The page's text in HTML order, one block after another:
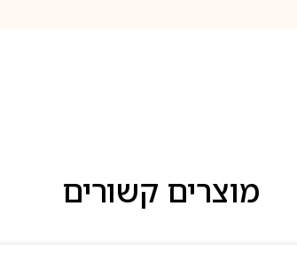
מוצרים קשורים